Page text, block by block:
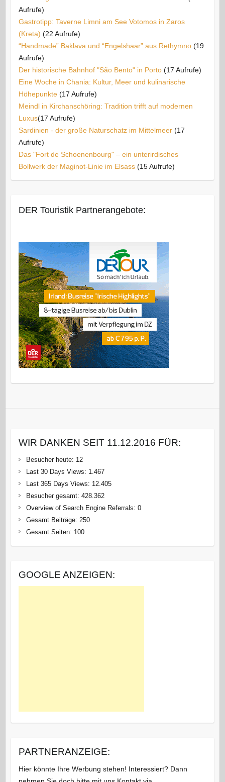
Aufrufe)
Gastrotipp: Taverne Limni am See Votomos in Zaros
(Kreta) (22 Aufrufe)
“Handmade” Baklava und “Engelshaar” aus Rethymno (19
Aufrufe)
Der historische Bahnhof "São Bento" in Porto (17 Aufrufe)
Eine Woche in Chania: Kultur, Meer und kulinarische
Höhepunkte (17 Aufrufe)
Meindl in Kirchanschöring: Tradition trifft auf modernen
Luxus​(17 Aufrufe)
Sardinien - der große Naturschatz im Mittelmeer (17
Aufrufe)
Das "Fort de Schoenenbourg" – ein unterirdisches
Bollwerk der Maginot-Linie im Elsass (15 Aufrufe)
DER Touristik Partnerangebote:
WIR DANKEN SEIT 11.12.2016 FÜR:
Besucher heute: 12
Last 30 Days Views: 1.467
Last 365 Days Views: 12.405
Besucher gesamt: 428.362
Overview of Search Engine Referrals: 0
Gesamt Beiträge: 250
Gesamt Seiten: 100
GOOGLE ANZEIGEN:
PARTNERANZEIGE:
Hier könnte Ihre Werbung stehen! Interessiert? Dann